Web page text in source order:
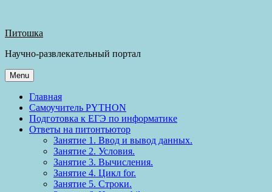
Питошка
Научно-развлекательный портал
Menu
Главная
Самоучитель PYTHON
Подготовка к ЕГЭ по информатике
Ответы на питонтьютор
Занятие 1. Ввод и вывод данных.
Занятие 2. Условия.
Занятие 3. Вычисления.
Занятие 4. Цикл for.
Занятие 5. Строки.